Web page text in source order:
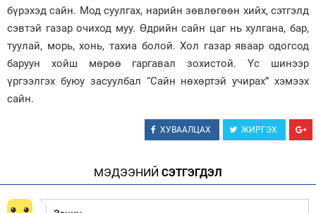
бүрэхэд сайн. Мод суулгах, нарийн зөвлөгөөн хийх, сэтгэлд
сэвтэй газар очиход муу. Өдрийн сайн цаг нь хулгана, бар,
туулай, морь, хонь, тахиа болой. Хол газар яваар одогсод
баруун хойш мөрөө гаргавал зохистой. Үс шинээр
үргээлгэх буюу засуулбал “Сайн нөхөртэй учирах” хэмээх
сайн.
ХУВААЛЦАХ ЖИРГЭХ
МЭДЭЭНИЙ СЭТГЭГДЭЛ